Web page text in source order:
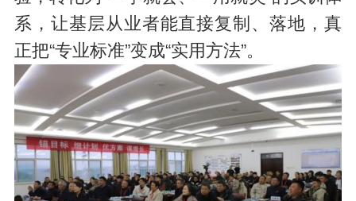
系，让基层从业者能直接复制、落地，真
正把“专业标准”变成“实用方法”。